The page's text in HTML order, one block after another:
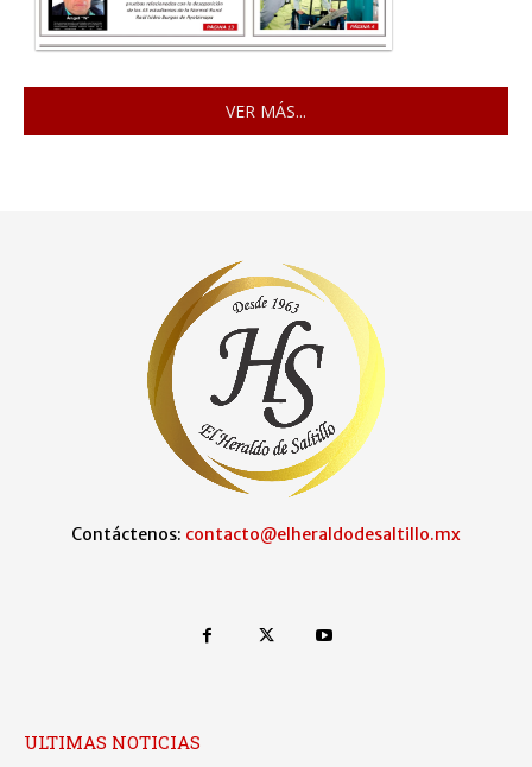
VER MÁS...
Contáctenos: contacto@elheraldodesaltillo.mx
ULTIMAS NOTICIAS